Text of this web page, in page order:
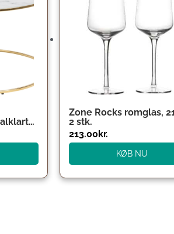
Zone Rocks romglas,
2 stk.
213.00kr.
KØB NU